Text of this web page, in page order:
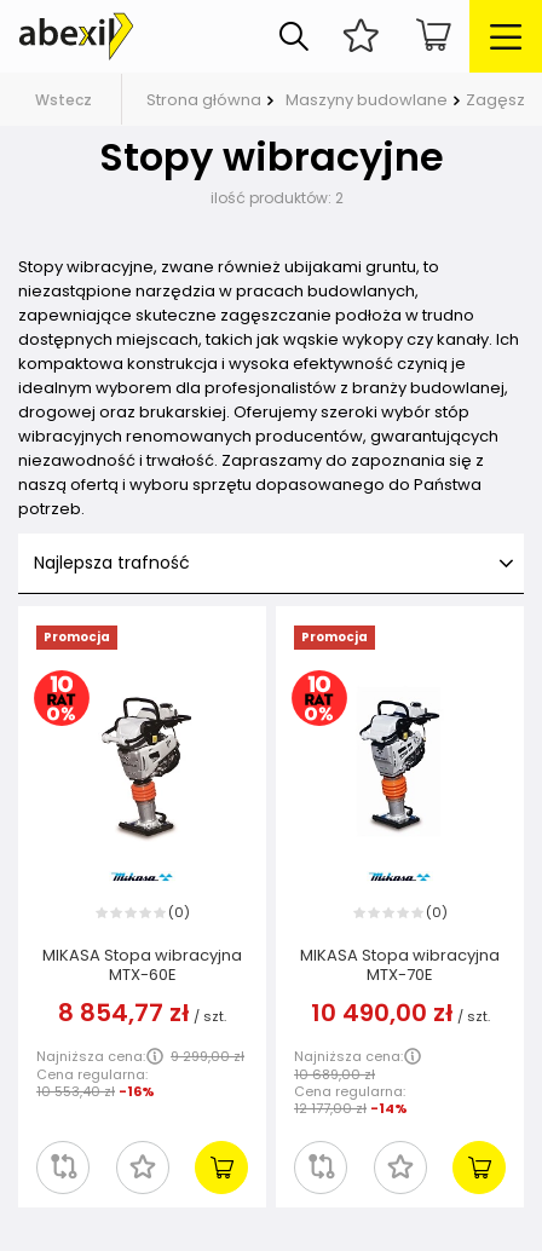
Wstecz Strona główna Maszyny budowlane
Stopy wibracyjne
ilość produktów: 2
Stopy wibracyjne, zwane również ubijakami gruntu, to
niezastąpione narzędzia w pracach budowlanych,
zapewniające skuteczne zagęszczanie podłoża w trudno
dostępnych miejscach, takich jak wąskie wykopy czy kanały. Ich
kompaktowa konstrukcja i wysoka efektywność czynią je
idealnym wyborem dla profesjonalistów z branży budowlanej,
drogowej oraz brukarskiej. Oferujemy szeroki wybór stóp
wibracyjnych renomowanych producentów, gwarantujących
niezawodność i trwałość. Zapraszamy do zapoznania się z
naszą ofertą i wyboru sprzętu dopasowanego do Państwa
potrzeb.
Najlepsza trafność
Promocja
(0)
MIKASA Stopa wibracyjna
MTX-60E
8 854,77 zł / szt.
Najniższa cena:
9 299,00 zł
Cena regularna:
10 553,40 zł -16%
Promocja
(0)
MIKASA Stopa wibracyjna
MTX-70E
10 490,00 zł / szt.
Najniższa cena:
10 689,00 zł
Cena regularna:
12 177,00 zł -14%